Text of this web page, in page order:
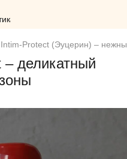
Intim-Protect (Эуцерин) –
деликатный